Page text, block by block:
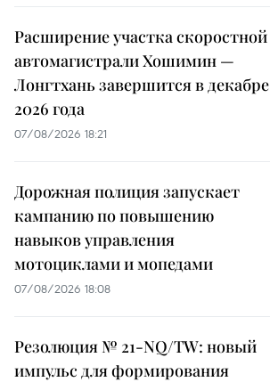
Расширение участка скоростной
автомагистрали Хошимин —
Лонгтхань завершится в декабре
2026 года
07/08/2026 18:21
Дорожная полиция запускает
кампанию по повышению
навыков управления
мотоциклами и мопедами
07/08/2026 18:08
Резолюция № 21-NQ/TW: новый
импульс для формирования